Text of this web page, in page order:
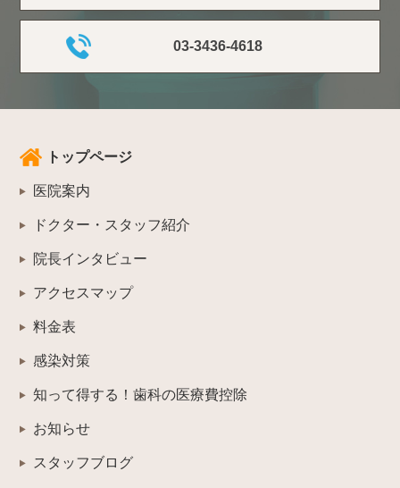
03-3436-4618
トップページ
医院案内
ドクター・スタッフ紹介
院長インタビュー
アクセスマップ
料金表
感染対策
知って得する！歯科の医療費控除
お知らせ
スタッフブログ